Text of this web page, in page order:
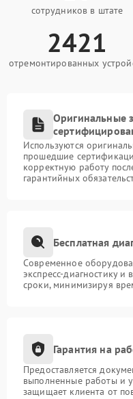
сотрудников в штате
2421
отремонтированных
Оригинальные
Используются
прошедшие
корректную работу
гарантийных
Бесплатная
Современное
экспресс-диагностику и
сроки, минимизируя
Гарантия на
Предоставляется
выполненные работы и
защищает клиента от